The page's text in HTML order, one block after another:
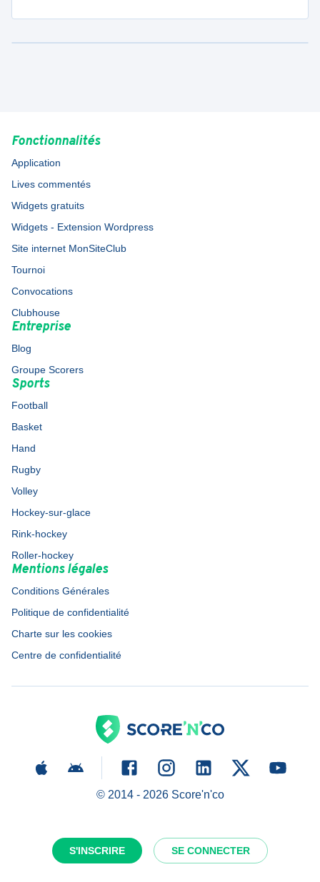
S'INSCRIRE SE CONNECTER
Fonctionnalités
Application
Lives commentés
Widgets gratuits
Widgets - Extension Wordpress
Site internet MonSiteClub
Tournoi
Convocations
Clubhouse
Entreprise
Blog
Groupe Scorers
Sports
Football
Basket
Hand
Rugby
Volley
Hockey-sur-glace
Rink-hockey
Roller-hockey
Mentions légales
Conditions Générales
Politique de confidentialité
Charte sur les cookies
Centre de confidentialité
© 2014 - 2026Score'n'co